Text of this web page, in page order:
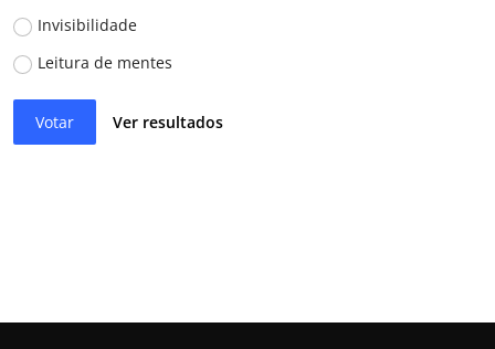
Invisibilidade
Leitura de mentes
Votar Ver resultados